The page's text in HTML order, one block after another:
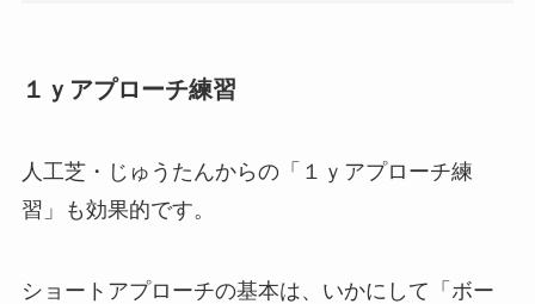
１ｙアプローチ練習
人工芝・じゅうたんからの「１ｙアプローチ練
習」も効果的です。
ショートアプローチの基本は、いかにして「 ボー